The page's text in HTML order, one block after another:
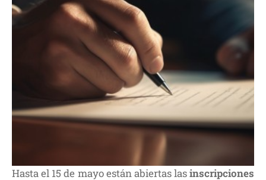
Hasta el 15 de mayo están abiertas lasinscripciones